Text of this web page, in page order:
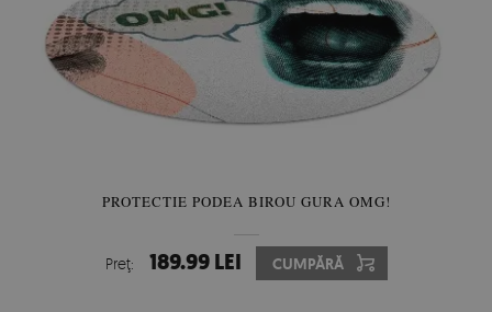
PROTECTIE PODEA BIROU GURA OMG!
Preţ: 189.99 LEI CUMPĂRĂ